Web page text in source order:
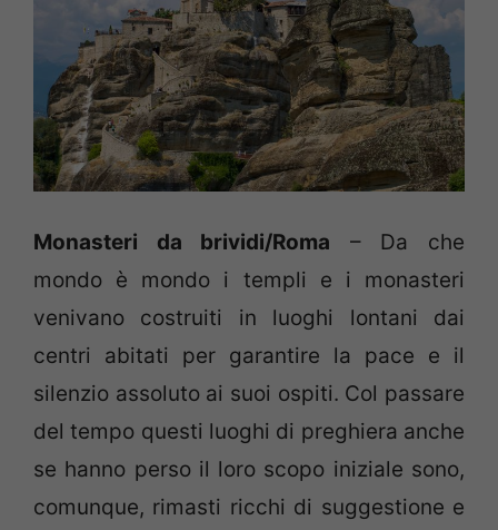
Monasteri da brividi/Roma – Da che
mondo è mondo i templi e i monasteri
venivano costruiti in luoghi lontani dai
centri abitati per garantire la pace e il
silenzio assoluto ai suoi ospiti. Col passare
del tempo questi luoghi di preghiera anche
se hanno perso il loro scopo iniziale sono,
comunque, rimasti ricchi di suggestione e